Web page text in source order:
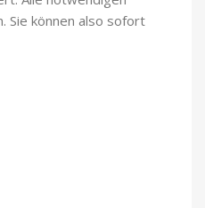
Sie können also sofort